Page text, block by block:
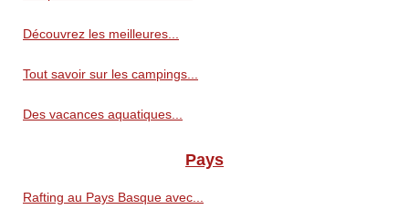
Découvrez les meilleures...
Tout savoir sur les campings...
Des vacances aquatiques...
Pays
Rafting au Pays Basque avec...